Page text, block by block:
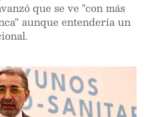
que se ve "con más
aunque entendería un